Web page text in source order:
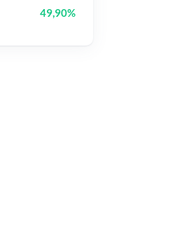
49,90%